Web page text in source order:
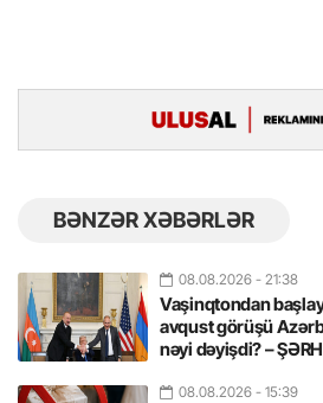
BƏNZƏR XƏBƏRLƏR
08.08.2026 - 21:38
Vaşinqtondan
avqust görüşü
nəyi dəyişdi? – ŞƏRH
08.08.2026 - 15:39